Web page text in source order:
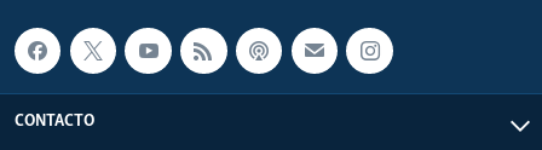
CONTACTO